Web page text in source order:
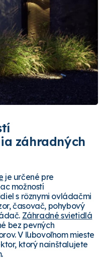
záhradných
je určené pre
možností
s rôznymi ovládačmi
časovač, pohybový
Záhradné svietidlá
bez pevných
V ľubovoľnom mieste
ktorý nainštalujete